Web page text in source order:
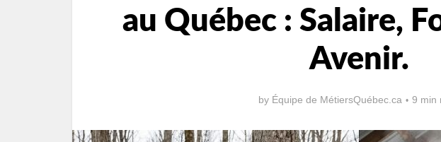
au Québec : Salaire,
Avenir.
by Équipe de MétiersQuébec.ca 9 min